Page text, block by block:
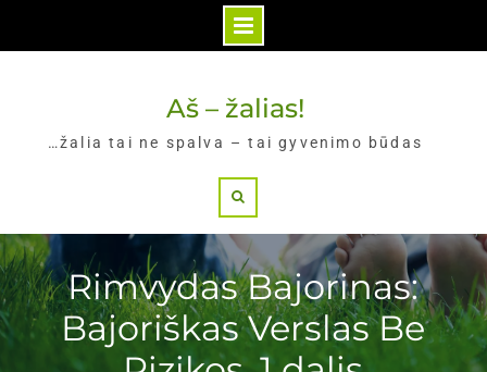
Aš – žalias!
…žalia tai ne spalva – tai gyvenimo būdas
Rimvydas Bajorinas:
Bajoriškas Verslas Be